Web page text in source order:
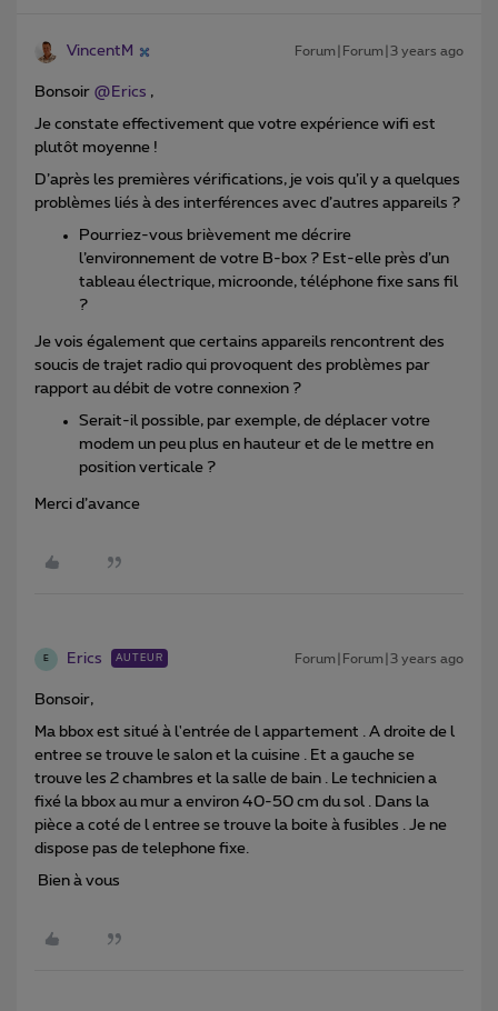
VincentM Forum|Forum|3 years ago
Bonsoir @Erics ,
Je constate effectivement que votre expérience wifi est
plutôt moyenne !
D’après les premières vérifications, je vois qu’il y a quelques
problèmes liés à des interférences avec d’autres appareils ?
Pourriez-vous brièvement me décrire
l’environnement de votre B-box ? Est-elle près d’un
tableau électrique, microonde, téléphone fixe sans fil
?
Je vois également que certains appareils rencontrent des
soucis de trajet radio qui provoquent des problèmes par
rapport au débit de votre connexion ?
Serait-il possible, par exemple, de déplacer votre
modem un peu plus en hauteur et de le mettre en
position verticale ?
Merci d’avance
E Erics AUTEUR Forum|Forum|3 years ago
Bonsoir,
Ma bbox est situé à l'entrée de l appartement . A droite de l
entree se trouve le salon et la cuisine . Et a gauche se
trouve les 2 chambres et la salle de bain . Le technicien a
fixé la bbox au mur a environ 40-50 cm du sol . Dans la
pièce a coté de l entree se trouve la boite à fusibles . Je ne
dispose pas de telephone fixe.
Bien à vous